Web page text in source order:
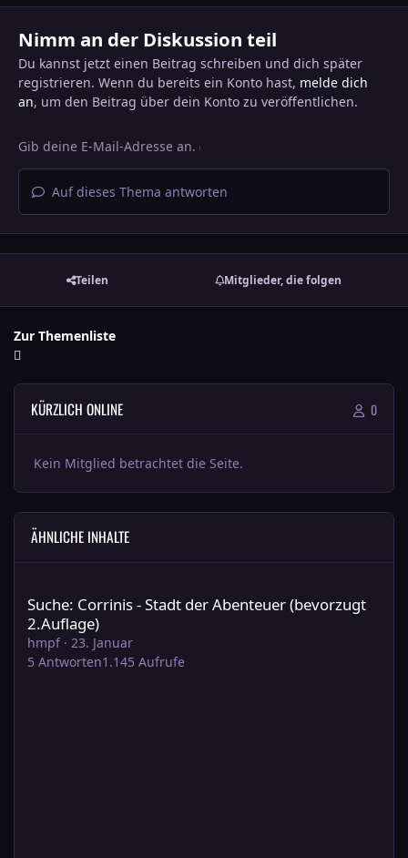
Nimm an der Diskussion teil
Du kannst jetzt einen Beitrag schreiben und dich später
registrieren. Wenn du bereits ein Konto hast, melde dich
an, um den Beitrag über dein Konto zu veröffentlichen.
Auf dieses Thema antworten
Teilen Mitglieder, die folgen
Zur Themenliste
KÜRZLICH ONLINE 0
Kein Mitglied betrachtet die Seite.
ÄHNLICHE INHALTE
Suche: Corrinis - Stadt der Abenteuer (bevorzugt
2.Auflage)
hmpf· 23. Januar
5 Antworten1.145 Aufrufe